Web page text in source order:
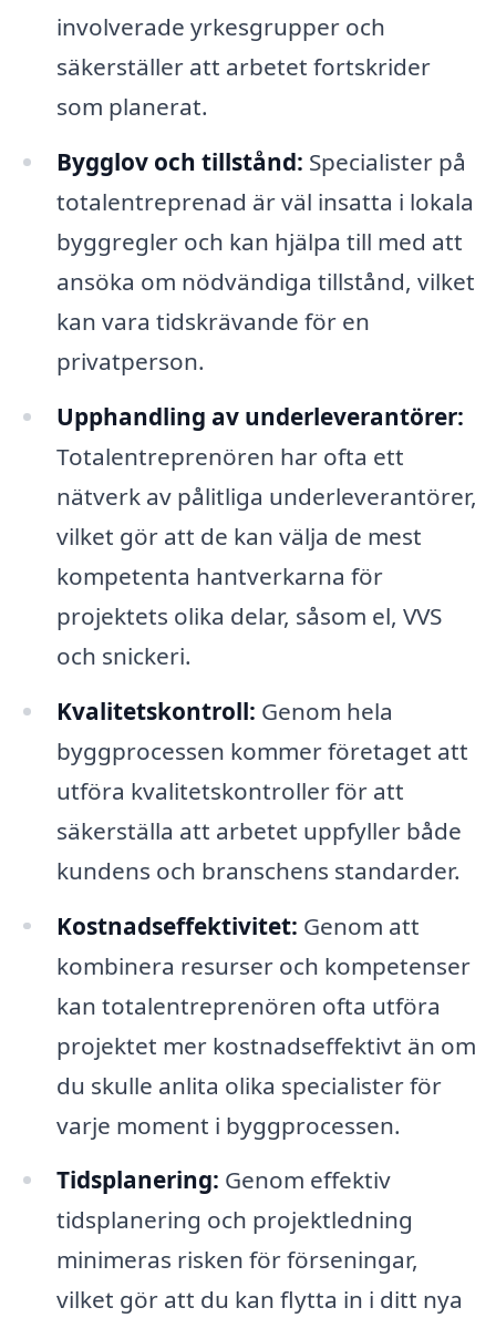
involverade yrkesgrupper och
säkerställer att arbetet fortskrider
som planerat.
Bygglov och tillstånd: Specialister på
totalentreprenad är väl insatta i lokala
byggregler och kan hjälpa till med att
ansöka om nödvändiga tillstånd, vilket
kan vara tidskrävande för en
privatperson.
Upphandling av underleverantörer:
Totalentreprenören har ofta ett
nätverk av pålitliga underleverantörer,
vilket gör att de kan välja de mest
kompetenta hantverkarna för
projektets olika delar, såsom el, VVS
och snickeri.
Kvalitetskontroll: Genom hela
byggprocessen kommer företaget att
utföra kvalitetskontroller för att
säkerställa att arbetet uppfyller både
kundens och branschens standarder.
Kostnadseffektivitet: Genom att
kombinera resurser och kompetenser
kan totalentreprenören ofta utföra
projektet mer kostnadseffektivt än om
du skulle anlita olika specialister för
varje moment i byggprocessen.
Tidsplanering: Genom effektiv
tidsplanering och projektledning
minimeras risken för förseningar,
vilket gör att du kan flytta in i ditt nya